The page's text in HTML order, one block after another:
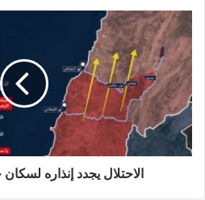
الحرب
بينهم
74
يتلقّون
العلاج...
الاحتلال
يجدد
إنذاره
لسكان
جنوب
نهر
الليطاني
الاحتلال يجدد إنذاره